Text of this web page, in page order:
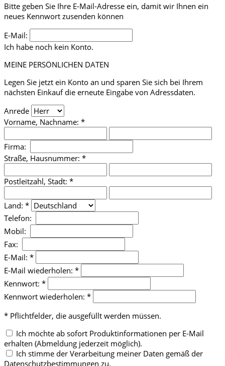
Bitte geben Sie Ihre E-Mail-Adresse ein, damit wir Ihnen ein
neues Kennwort zusenden können
E-Mail:
Ich habe noch kein Konto.
MEINE PERSÖNLICHEN DATEN
Legen Sie jetzt ein Konto an und sparen Sie sich bei Ihrem
nächsten Einkauf die erneute Eingabe von Adressdaten.
Anrede
Vorname, Nachname: *
Firma:
Straße, Hausnummer: *
Postleitzahl, Stadt: *
Land: *
Telefon:
Mobil:
Fax:
E-Mail: *
E-Mail wiederholen: *
Kennwort: *
Kennwort wiederholen: *
* Pflichtfelder, die ausgefüllt werden müssen.
Ich möchte ab sofort Produktinformationen per E-Mail
erhalten (Abmeldung jederzeit möglich).
Ich stimme der Verarbeitung meiner Daten gemäß der
Datenschutzbestimmungen zu.